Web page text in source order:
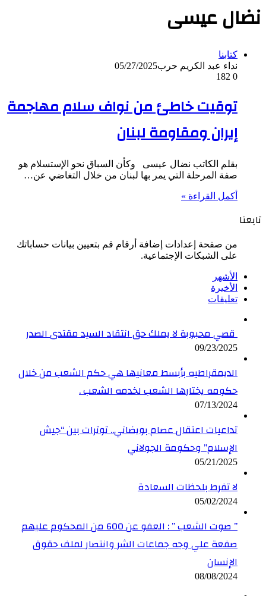
نضال عيسى
كتابنا
نداء عبد الكريم حرب05/27/2025
0
توقيت خاطئ من نواف سلام مهاجمة
إيران ومقاومة لبنان
بقلم الكاتب نضال عيسى وكأن السباق نحو الإستسلام هو
صفة المرحلة التي يمر بها لبنان من خلال التغاضي عن…
أكمل القراءة »
تابعنا
من صفحة إعدادات إضافة أرقام قم بتعيين بيانات حساباتك
على الشبكات الإجتماعية.
الأشهر
الأخيرة
تعليقات
قصي محبوبة لا يملك حق انتقاد السيد مقتدى الصدر
09/23/2025
الديمقراطيه بأبسط معانيها هي حكم الشعب من خلال
حكومه يختارها الشعب لخدمه الشعب .
07/13/2024
تداعيات اعتقال عصام بويضاني.. توترات بين “جيش
الإسلام” وحكومة الجولاني
05/21/2025
لا تفرط بلحظات السعادة
05/02/2024
” صوت الشعب ” : العفو عن 600 من المحكوم عليهم
صفعة علي وجه جماعات الشر وانتصار لملف حقوق
الإنسان
08/08/2024